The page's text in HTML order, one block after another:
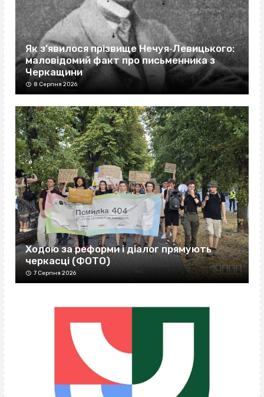
Як з’явилося прізвище Нечуя‐Левицького:
маловідомий факт про письменника з
Черкащини
8 Серпня 2026
Ходою за реформи і діалог прямують
черкасці (ФОТО)
7 Серпня 2026